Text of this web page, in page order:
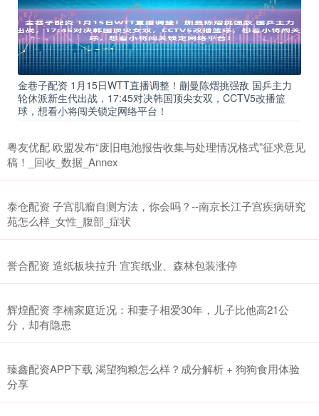
金巷子配资 1月15日WTT直播调整！蒯曼陈熠挑强敌 国乒主力
轮休派新生代出战，17:45对决韩国顶尖女双，CCTV5改播篮
球，想看小将闯关锁定网络平台！
粤友优配 欧盟发布“废旧电池报告收集与处理情况格式”征求意见
稿！_回收_数据_Annex
泰仓配资 子宫肌瘤自测方法，你会吗？--南京长江子宫疾病研究
苑怎么样_女性_腹部_症状
誉合配资 造纸板块拉升 宜宾纸业、森林包装涨停
辉煌配资 李楠家庭近况：和妻子相爱30年，儿子比他高21公
分，却有隐患
臻鑫配资APP下载 渴望狗粮怎么样？成分解析 + 狗狗食用体验
分享